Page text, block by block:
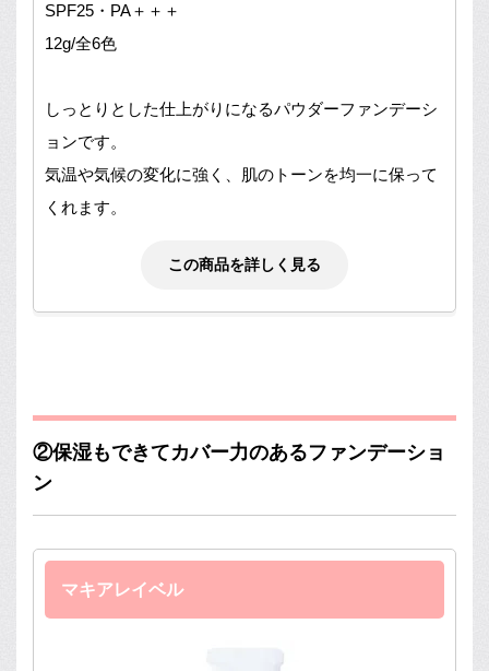
SPF25・PA＋＋＋
12g/全6色
しっとりとした仕上がりになるパウダーファンデーシ
ョンです。
気温や気候の変化に強く、肌のトーンを均一に保って
くれます。
この商品を詳しく見る
②保湿もできてカバー力のあるファンデーショ
ン
マキアレイベル